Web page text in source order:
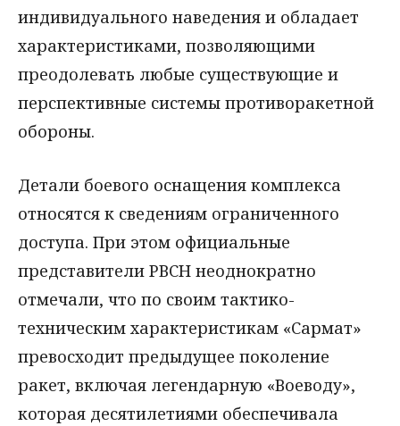
индивидуального наведения и обладает
характеристиками, позволяющими
преодолевать любые существующие и
перспективные системы противоракетной
обороны.
Детали боевого оснащения комплекса
относятся к сведениям ограниченного
доступа. При этом официальные
представители РВСН неоднократно
отмечали, что по своим тактико-
техническим характеристикам «Сармат»
превосходит предыдущее поколение
ракет, включая легендарную «Воеводу»,
которая десятилетиями обеспечивала